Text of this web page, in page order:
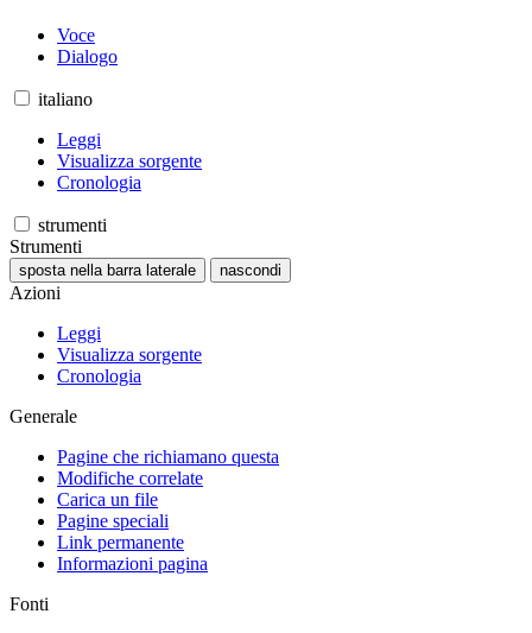
Voce
Dialogo
italiano
Leggi
Visualizza sorgente
Cronologia
strumenti
Strumenti
sposta nella barra laterale nascondi
Azioni
Leggi
Visualizza sorgente
Cronologia
Generale
Pagine che richiamano questa
Modifiche correlate
Carica un file
Pagine speciali
Link permanente
Informazioni pagina
Fonti